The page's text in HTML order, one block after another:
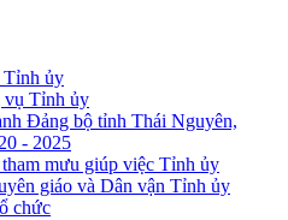
ủy
vụ Tỉnh ủy
Đảng bộ tỉnh Thái Nguyên,
- 2025
mưu giúp việc Tỉnh ủy
giáo và Dân vận Tỉnh ủy
chức